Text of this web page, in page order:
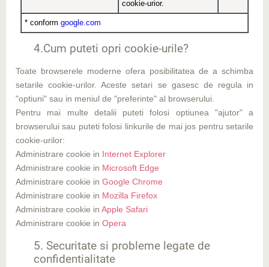
cookie-urior.
* conform google.com
4.Cum puteti opri cookie-urile?
Toate browserele moderne ofera posibilitatea de a schimba
setarile cookie-urilor. Aceste setari se gasesc de regula in
"optiuni" sau in meniul de "preferinte" al browserului.
Pentru mai multe detalii puteti folosi optiunea "ajutor" a
browserului sau puteti folosi linkurile de mai jos pentru setarile
cookie-urilor:
Administrare cookie in Internet Explorer
Administrare cookie in Microsoft Edge
Administrare cookie in Google Chrome
Administrare cookie in Mozilla Firefox
Administrare cookie in Apple Safari
Administrare cookie in Opera
5. Securitate si probleme legate de
confidentialitate